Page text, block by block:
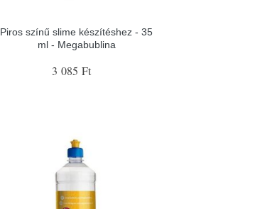
Piros színű slime készítéshez - 35
ml - Megabublina
3 085 Ft